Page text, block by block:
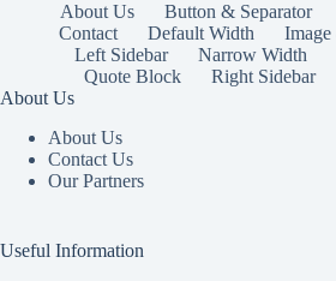
About Us Button & Separator
Contact
Default Width
Left Sidebar
Narrow Width
Quote Block
Right Sidebar
About Us
About Us
Contact Us
Our Partners
Useful Information